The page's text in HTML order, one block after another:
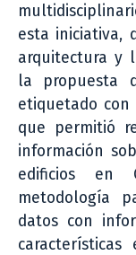
esta iniciativa,
arquitectura y
la propuesta
etiquetado
que permitió
información
edificios en
metodología
datos con